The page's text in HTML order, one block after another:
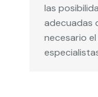
las
adecuadas
necesario